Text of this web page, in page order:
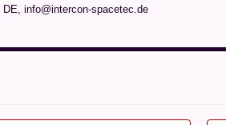
info@intercon-spacetec.de